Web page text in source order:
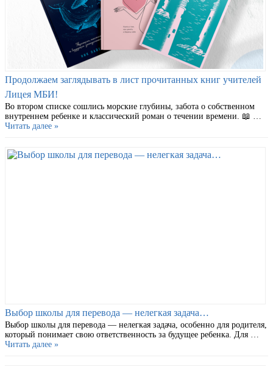
Продолжаем заглядывать в лист прочитанных книг учителей
Лицея МБИ!
Во втором списке сошлись морские глубины, забота о собственном
внутреннем ребенке и классический роман о течении времени. 📖 …
Читать далее »
Выбор школы для перевода — нелегкая задача…
Выбор школы для перевода — нелегкая задача, особенно для родителя,
который понимает свою ответственность за будущее ребенка. Для …
Читать далее »